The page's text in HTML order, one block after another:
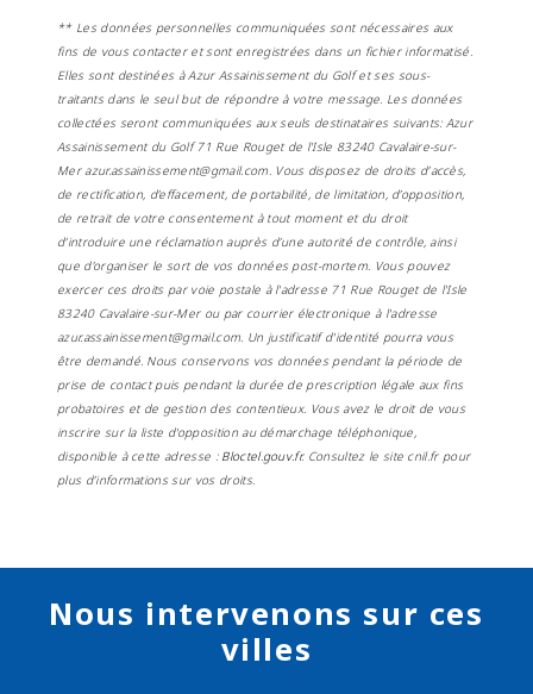
** Les données personnelles communiquées sont nécessaires aux
fins de vous contacter et sont enregistrées dans un fichier informatisé.
Elles sont destinées à Azur Assainissement du Golf et ses sous-
traitants dans le seul but de répondre à votre message. Les données
collectées seront communiquées aux seuls destinataires suivants: Azur
Assainissement du Golf 71 Rue Rouget de l'Isle 83240 Cavalaire-sur-
Mer azur.assainissement@gmail.com. Vous disposez de droits d’accès,
de rectification, d’effacement, de portabilité, de limitation, d’opposition,
de retrait de votre consentement à tout moment et du droit
d’introduire une réclamation auprès d’une autorité de contrôle, ainsi
que d’organiser le sort de vos données post-mortem. Vous pouvez
exercer ces droits par voie postale à l'adresse 71 Rue Rouget de l'Isle
83240 Cavalaire-sur-Mer ou par courrier électronique à l'adresse
azur.assainissement@gmail.com. Un justificatif d'identité pourra vous
être demandé. Nous conservons vos données pendant la période de
prise de contact puis pendant la durée de prescription légale aux fins
probatoires et de gestion des contentieux. Vous avez le droit de vous
inscrire sur la liste d'opposition au démarchage téléphonique,
disponible à cette adresse : Bloctel.gouv.fr. Consultez le site cnil.fr pour
plus d’informations sur vos droits.
Nous intervenons sur ces
villes